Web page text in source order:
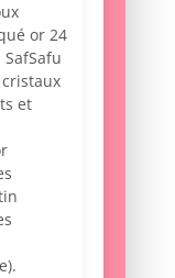
or 24
et